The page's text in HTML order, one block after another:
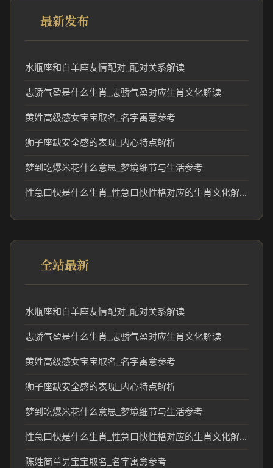
最新发布
水瓶座和白羊座友情配对_配对关系解读
志骄气盈是什么生肖_志骄气盈对应生肖文化解读
黄姓高级感女宝宝取名_名字寓意参考
狮子座缺安全感的表现_内心特点解析
梦到吃爆米花什么意思_梦境细节与生活参考
性急口快是什么生肖_性急口快性格对应的生肖文化解读
全站最新
水瓶座和白羊座友情配对_配对关系解读
志骄气盈是什么生肖_志骄气盈对应生肖文化解读
黄姓高级感女宝宝取名_名字寓意参考
狮子座缺安全感的表现_内心特点解析
梦到吃爆米花什么意思_梦境细节与生活参考
性急口快是什么生肖_性急口快性格对应的生肖文化解读
陈姓简单男宝宝取名_名字寓意参考